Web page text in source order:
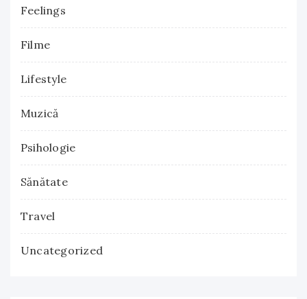
Feelings
Filme
Lifestyle
Muzică
Psihologie
Sănătate
Travel
Uncategorized